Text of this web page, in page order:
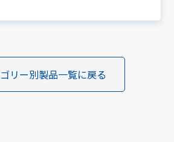
リー別製品一覧に戻る